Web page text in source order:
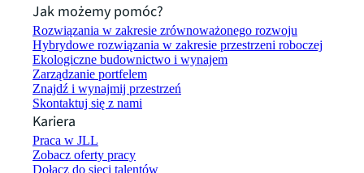
Jak możemy pomóc?
Rozwiązania w zakresie zrównoważonego rozwoju
Hybrydowe rozwiązania w zakresie przestrzeni roboczej
Ekologiczne budownictwo i wynajem
Zarządzanie portfelem
Znajdź i wynajmij przestrzeń
Skontaktuj się z nami
Kariera
Praca w JLL
Zobacz oferty pracy
Dołącz do sieci talentów